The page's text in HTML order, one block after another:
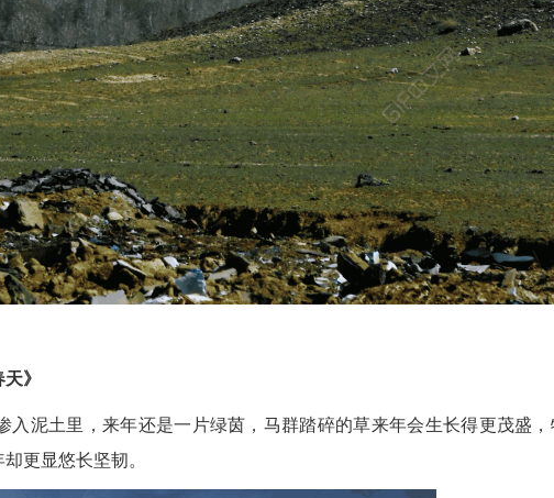
》
泥土里，来年还是一片绿茵，马群踏碎的草来年会生长得更茂盛，
更显悠长坚韧。